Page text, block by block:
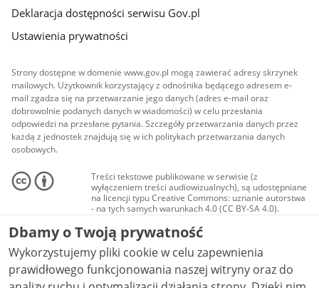
Deklaracja dostępności serwisu Gov.pl
Ustawienia prywatności
Strony dostępne w domenie www.gov.pl mogą zawierać adresy skrzynek
mailowych. Użytkownik korzystający z odnośnika będącego adresem e-
mail zgadza się na przetwarzanie jego danych (adres e-mail oraz
dobrowolnie podanych danych w wiadomości) w celu przesłania
odpowiedzi na przesłane pytania. Szczegóły przetwarzania danych przez
każdą z jednostek znajdują się w ich politykach przetwarzania danych
osobowych.
Treści tekstowe publikowane w serwisie (z
wyłączeniem treści audiowizualnych), są udostępniane
na licencji typu Creative Commons: uznanie autorstwa
- na tych samych warunkach 4.0 (CC BY-SA 4.0).
Materiały audiowizualne, w tym zdjęcia, materiały
audio i wideo, są udostępniane na licencji typu
Creative Commons: uznanie autorstwa użycie
niekomercyjne - bez utworów zależnych 4.0 (CC BY-
NC-ND 4.0), o ile nie jest to stwierdzone inaczej.
Dbamy o Twoją prywatność
Wykorzystujemy pliki cookie w celu zapewnienia
prawidłowego funkcjonowania naszej witryny oraz do